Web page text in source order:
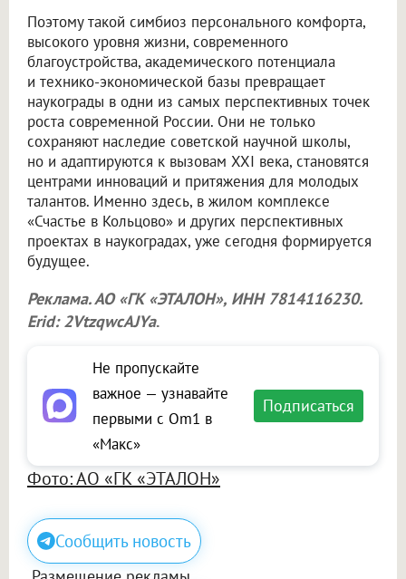
Поэтому такой симбиоз персонального комфорта,
высокого уровня жизни, современного
благоустройства, академического потенциала
и технико-экономической базы превращает
наукограды в одни из самых перспективных точек
роста современной России. Они не только
сохраняют наследие советской научной школы,
но и адаптируются к вызовам XXI века, становятся
центрами инноваций и притяжения для молодых
талантов. Именно здесь, в жилом комплексе
«Счастье в Кольцово» и других перспективных
проектах в наукоградах, уже сегодня формируется
будущее.
Реклама. АО «ГК «ЭТАЛОН», ИНН 7814116230.
Erid: 2VtzqwcAJYa.
Не пропускайте
важное — узнавайте
первыми с Om1 в
«Макс»
Подписаться
Фото: АО «ГК «ЭТАЛОН»
Сообщить новость